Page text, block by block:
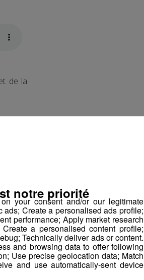
de la
your consent and/or our legitimate
Create a personalised ads profile;
performance; Apply market research
a personalised content profile;
Technically deliver ads or content.
and browsing data to offer following
Use precise geolocation data; Match
and use automatically-sent device
notre priorité